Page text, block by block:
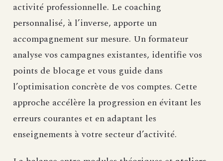
activité professionnelle. Le coaching
personnalisé, à l’inverse, apporte un
accompagnement sur mesure. Un formateur
analyse vos campagnes existantes, identifie vos
points de blocage et vous guide dans
l’optimisation concrète de vos comptes. Cette
approche accélère la progression en évitant les
erreurs courantes et en adaptant les
enseignements à votre secteur d’activité.